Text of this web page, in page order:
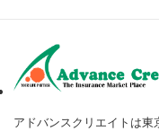
アドバンスクリエイトは